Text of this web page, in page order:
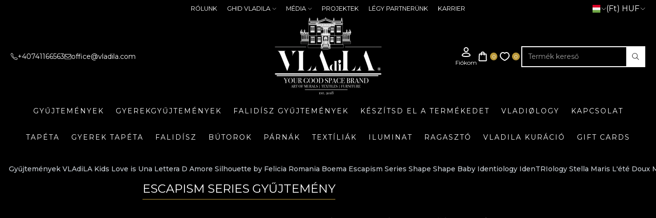
RÓLUNK GHID VLADILA MÉDIA PROJEKTEK LÉGY PARTNERÜNK KARRIER (Ft) HUF
+40741166563 office@vladila.com
GYŰJTEMÉNYEK GYEREKGYŰJTEMÉNYEK FALIDÍSZ GYŰJTEMÉNYEK KÉSZÍTSD EL A TERMÉKEDET VLADIØLOGY KAPCSOLAT
TAPÉTA GYEREK TAPÉTA FALIDÍSZ BÚTOROK PÁRNÁK TEXTÍLIÁK ILUMINAT RAGASZTÓ VLADILA KURÁCIÓ GIFT CARDS
Gyűjtemények VLAdiLA Kids Love is Una Lettera D Amore Silhouette by Felicia Romania Boema Escapism Series Shape Shape Baby Identiology IdenTRIology Stella Maris L'été
ESCAPISM SERIES GYŰJTEMÉNY